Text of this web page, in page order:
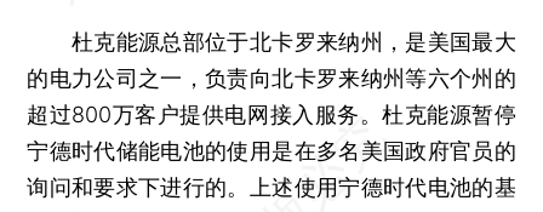
杜克能源总部位于北卡罗来纳州，是美国最大
的电力公司之一，负责向北卡罗来纳州等六个州的
超过800万客户提供电网接入服务。杜克能源暂停
宁德时代储能电池的使用是在多名美国政府官员的
询问和要求下进行的。上述使用宁德时代电池的基